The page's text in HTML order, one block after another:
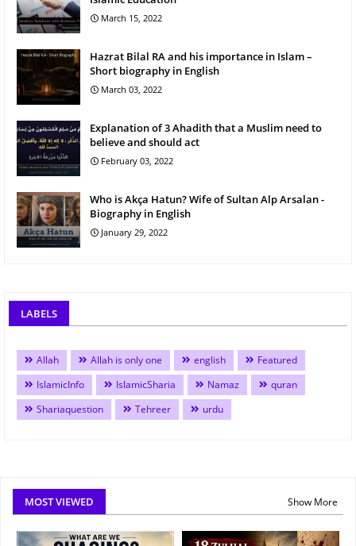
March 15, 2022
Hazrat Bilal RA and his importance in Islam –
Short biography in English
March 03, 2022
Explanation of 3 Ahadith that a Muslim need to
believe and should act
February 03, 2022
Who is Akça Hatun? Wife of Sultan Alp Arsalan -
Biography in English
January 29, 2022
LABELS
Allah Allah is only one english
Featured
IslamicInfo
IslamicSharia Namaz
quran
Shariaquestion
Tehreer urdu
MOST VIEWED Show More